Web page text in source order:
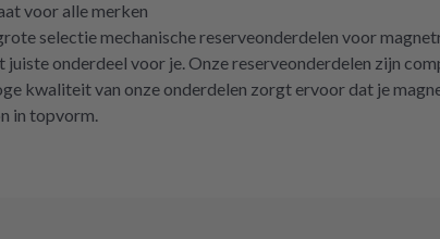
voor alle merken
selectie mechanische reserveonderdelen voor
onderdeel voor je. Onze reserveonderdelen zijn
kwaliteit van onze onderdelen zorgt ervoor dat je
in topvorm.